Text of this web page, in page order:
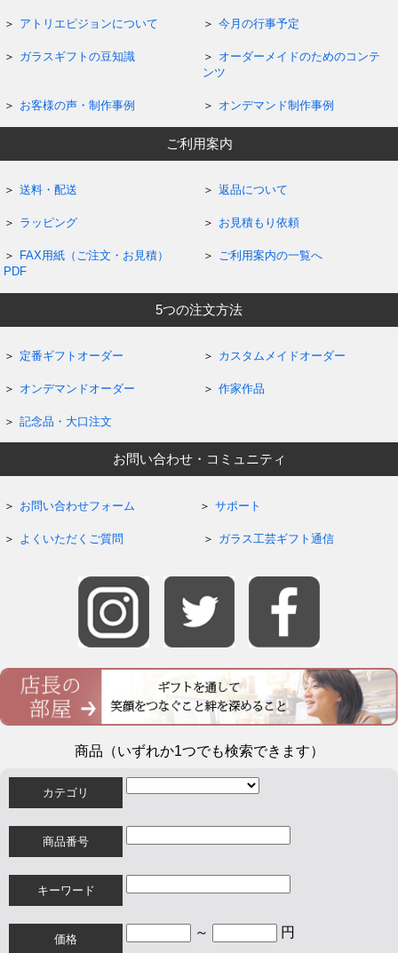
アトリエピジョンについて 今月の行事予定
ガラスギフトの豆知識
オーダーメイドのためのコンテ
ンツ
お客様の声・制作事例 オンデマンド制作事例
ご利用案内
送料・配送 返品について
ラッピング お見積もり依頼
FAX用紙（ご注文・お見積）
PDF
ご利用案内の一覧へ
5つの注文方法
定番ギフトオーダー カスタムメイドオーダー
オンデマンドオーダー 作家作品
記念品・大口注文
お問い合わせ・コミュニティ
お問い合わせフォーム サポート
よくいただくご質問 ガラス工芸ギフト通信
商品（いずれか1つでも検索できます）
カテゴリ
商品番号
キーワード
価格 ～ 円